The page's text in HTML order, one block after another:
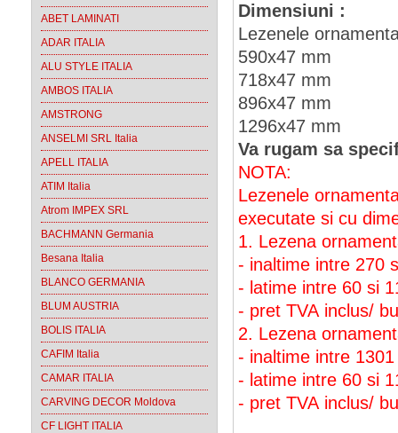
ABET LAMINATI
ADAR ITALIA
ALU STYLE ITALIA
AMBOS ITALIA
AMSTRONG
ANSELMI SRL Italia
APELL ITALIA
ATIM Italia
Atrom IMPEX SRL
BACHMANN Germania
Besana Italia
BLANCO GERMANIA
BLUM AUSTRIA
BOLIS ITALIA
CAFIM Italia
CAMAR ITALIA
CARVING DECOR Moldova
CF LIGHT ITALIA
Dimensiuni :
Lezenele
590x47 mm
718x47 mm
896x47 mm
1296x47 mm
Va rugam sa
NOTA:
Lezenele
executate si cu
1. Lezena
- inaltime intre 270
- latime intre 60 si
- pret TVA inclus/
2. Lezena
- inaltime intre
- latime intre 60 si
- pret TVA inclus/